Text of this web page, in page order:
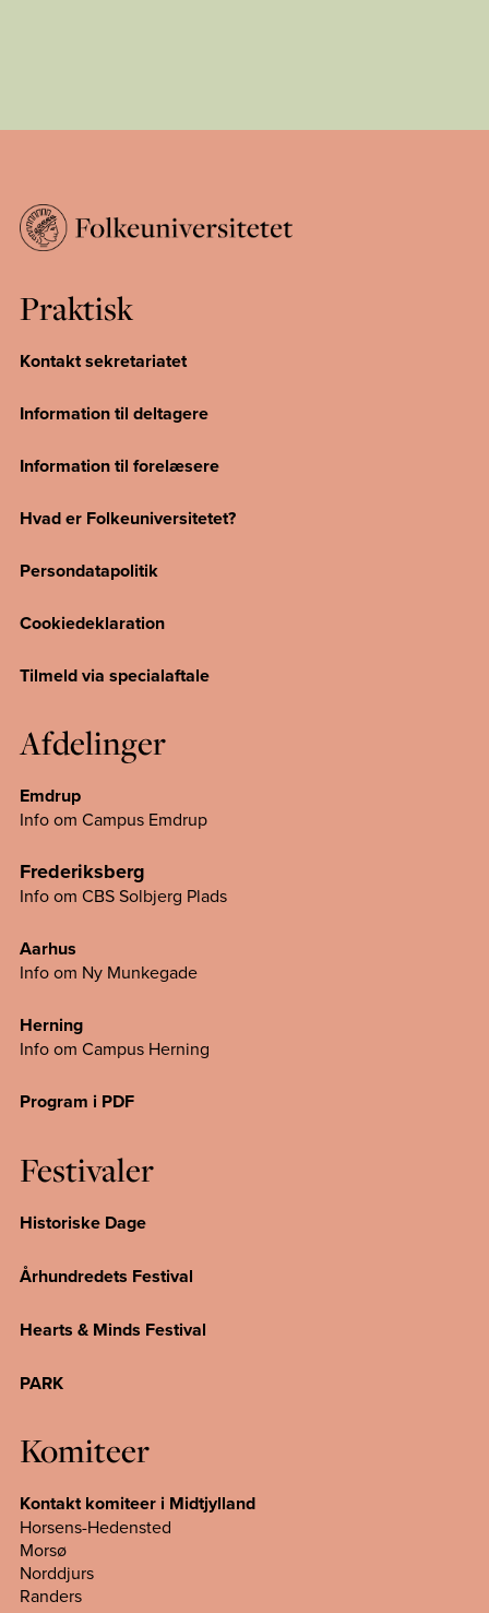
Praktisk
Kontakt sekretariatet
Information til deltagere
Information til forelæsere
Hvad er Folkeuniversitetet?
Persondatapolitik
Cookiedeklaration
Tilmeld via specialaftale
Afdelinger
Emdrup
Info om Campus Emdrup
Frederiksberg
Info om CBS Solbjerg Plads
Aarhus
Info om Ny Munkegade
Herning
Info om Campus Herning
Program i PDF
Festivaler
Historiske Dage
Århundredets Festival
Hearts & Minds Festival
PARK
Komiteer
Kontakt komiteer i Midtjylland
Horsens-Hedensted
Morsø
Norddjurs
Randers